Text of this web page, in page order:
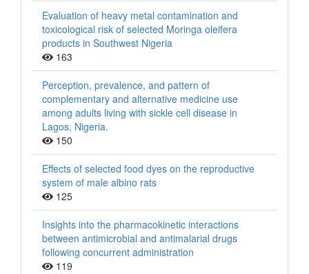
Evaluation of heavy metal contamination and
toxicological risk of selected Moringa oleifera
products in Southwest Nigeria
163
Perception, prevalence, and pattern of
complementary and alternative medicine use
among adults living with sickle cell disease in
Lagos, Nigeria.
150
Effects of selected food dyes on the reproductive
system of male albino rats
125
Insights into the pharmacokinetic interactions
between antimicrobial and antimalarial drugs
following concurrent administration
119